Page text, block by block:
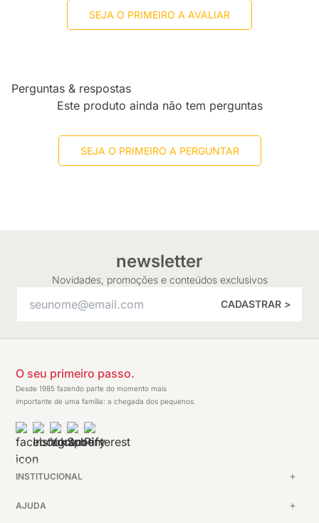
SEJA O PRIMEIRO A AVALIAR
Perguntas & respostas
Este produto ainda não tem perguntas
SEJA O PRIMEIRO A PERGUNTAR
newsletter
Novidades, promoções e conteúdos exclusivos
CADASTRAR >
O seu primeiro passo.
Desde 1985 fazendo parte do momento mais
importante de uma família: a chegada dos pequenos.
INSTITUCIONAL
AJUDA